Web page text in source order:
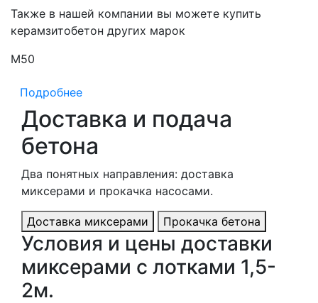
Также в нашей компании вы можете купить
керамзитобетон других марок
М50
Подробнее
Доставка и подача
бетона
Два понятных направления: доставка
миксерами и прокачка насосами.
Доставка миксерами Прокачка бетона
Условия и цены доставки
миксерами с лотками 1,5-
2м.